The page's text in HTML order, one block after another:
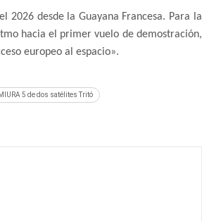
desde la Guayana Francesa. Para la
hacia el primer vuelo de demostración,
europeo al espacio».
5 de dos satélites Tritó